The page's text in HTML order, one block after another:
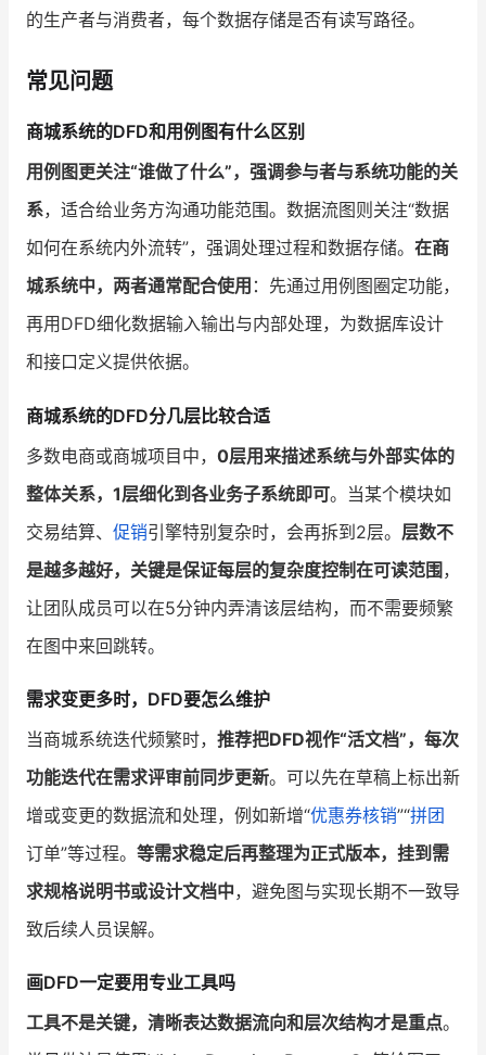
的生产者与消费者，每个数据存储是否有读写路径。
常见问题
商城系统的DFD和用例图有什么区别
用例图更关注“谁做了什么”，强调参与者与系统功能的关
系，适合给业务方沟通功能范围。数据流图则关注“数据
如何在系统内外流转”，强调处理过程和数据存储。 在商
城系统中，两者通常配合使用 ：先通过用例图圈定功能，
再用DFD细化数据输入输出与内部处理，为数据库设计
和接口定义提供依据。
商城系统的DFD分几层比较合适
多数电商或商城项目中， 0层用来描述系统与外部实体的
整体关系，1层细化到各业务子系统即可。当某个模块如
交易结算、 促销引擎特别复杂时，会再拆到2层。 层数不
是越多越好，关键是保证每层的复杂度控制在可读范围，
让团队成员可以在5分钟内弄清该层结构，而不需要频繁
在图中来回跳转。
需求变更多时，DFD要怎么维护
当商城系统迭代频繁时， 推荐把DFD视作“活文档”，每次
功能迭代在需求评审前同步更新。可以先在草稿上标出新
增或变更的数据流和处理，例如新增“优惠券核销”“拼团
订单”等过程。 等需求稳定后再整理为正式版本，挂到需
求规格说明书或设计文档中，避免图与实现长期不一致导
致后续人员误解。
画DFD一定要用专业工具吗
工具不是关键，清晰表达数据流向和层次结构才是重点。